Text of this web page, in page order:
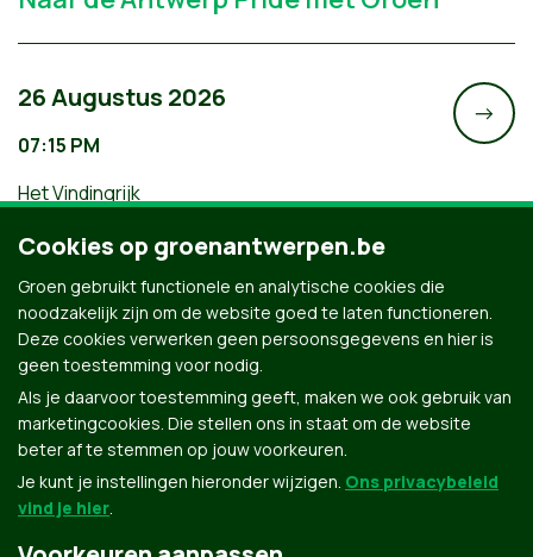
26 Augustus 2026
07:15 PM
Het Vindingrijk
Filmavond: Een Gemeenschap van
Leven
->
Cookies op groenantwerpen.be
Groen gebruikt functionele en analytische cookies die
noodzakelijk zijn om de website goed te laten functioneren.
Deze cookies verwerken geen persoonsgegevens en hier is
geen toestemming voor nodig.
Als je daarvoor toestemming geeft, maken we ook gebruik van
marketingcookies. Die stellen ons in staat om de website
beter af te stemmen op jouw voorkeuren.
Je kunt je instellingen hieronder wijzigen. Ons privacybeleid
vind je hier.